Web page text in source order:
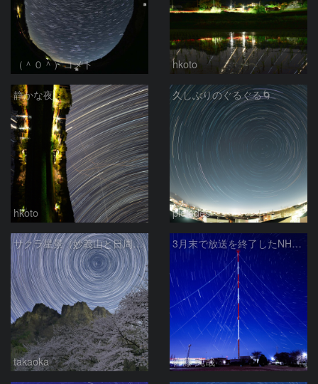
（＾０＾）コメト hkoto
静かな夜
hkoto
久しぶりのぐるぐる🌀
pleiades
サクラ星景（妙義山と日周運動）
takaoka
3月末で放送を終了したNHKラジオ第2放送の送信アンテナと星空
佐藤 純哉